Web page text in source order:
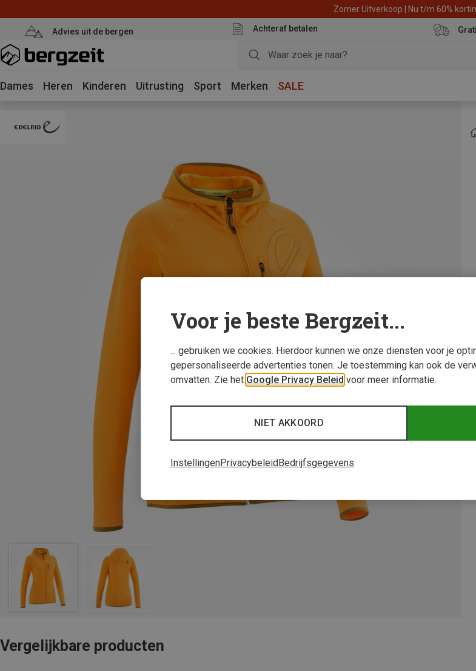
Zomer Uitverkoop | Nu t/m 60%
Advies uit de bergen Achteraf betalen
Dames Heren Kinderen Uitrusting Sport Merken SALE
Vergelijkbare producten
Voor je beste Bergzeit...
... gebruiken we cookies. Hierdoor kunnen we onze diensten voor je
gepersonaliseerde advertenties tonen. Je toestemming kan ook de
omvatten. Zie het Google Privacy Beleid voor meer informatie.
NIET AKKOORD
InstellingenPrivacybeleid Bedrijfsgegevens